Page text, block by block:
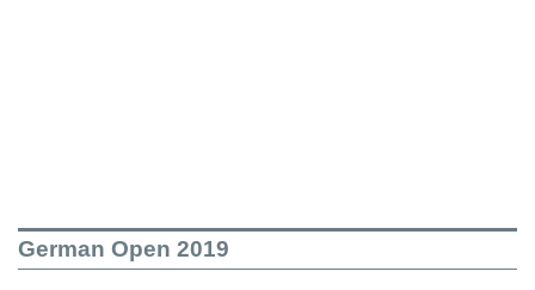
German Open 2019